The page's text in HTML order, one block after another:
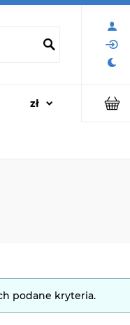
podane kryteria.